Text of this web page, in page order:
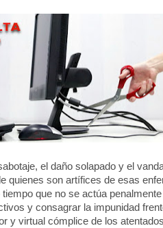
el daño solapado y el
quienes son artífices de esas
que no se actúa
y consagrar la impunidad
y virtual cómplice de los